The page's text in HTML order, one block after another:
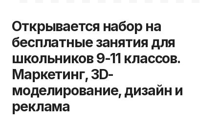
Открывается набор на
бесплатные занятия для
школьников 9-11 классов.
Маркетинг, 3D-
моделирование, дизайн и
реклама